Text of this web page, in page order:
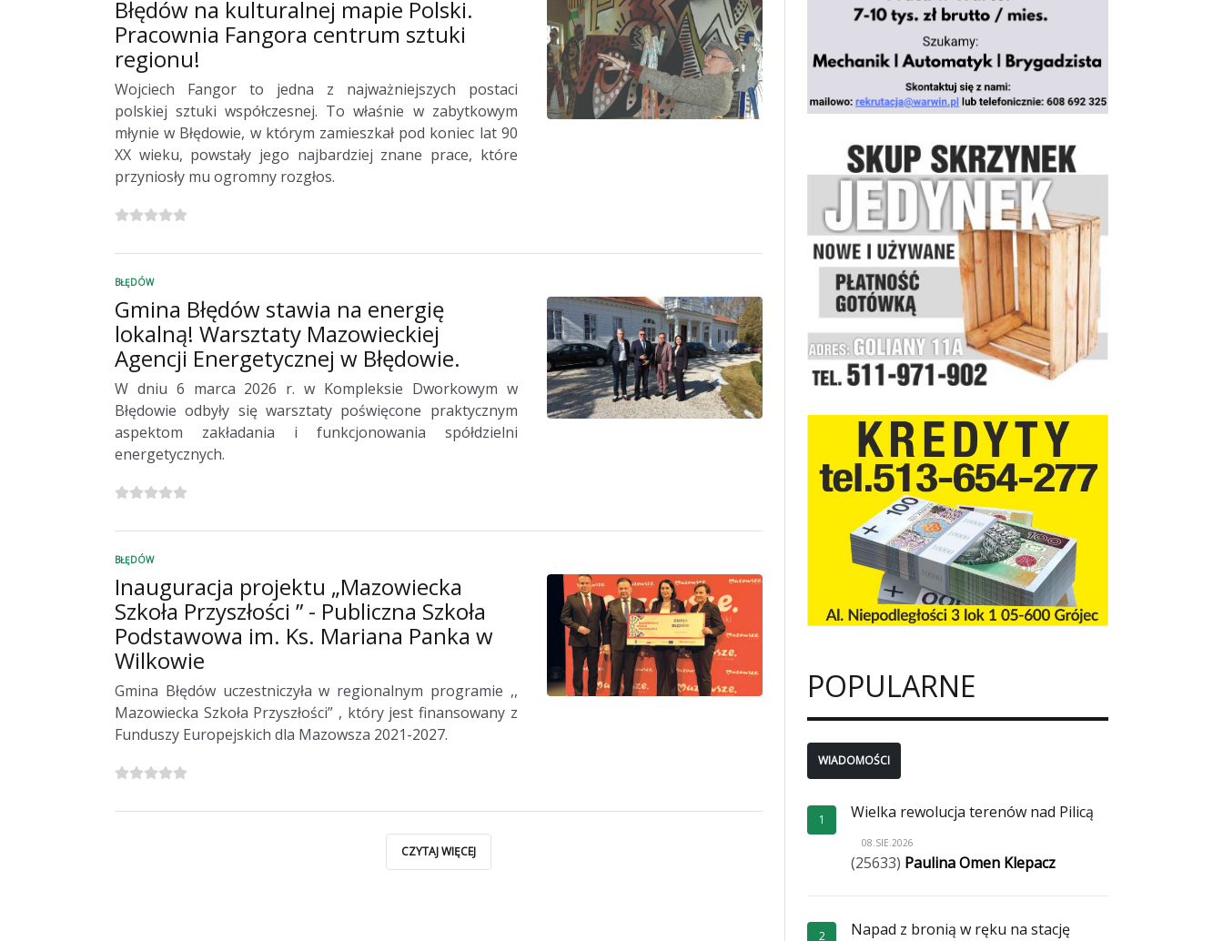
Błędów na kulturalnej mapie Polski.
Pracownia Fangora centrum sztuki
regionu!
Wojciech Fangor to jedna z najważniejszych postaci
polskiej sztuki współczesnej. To właśnie w zabytkowym
młynie w Błędowie, w którym zamieszkał pod koniec lat 90
XX wieku, powstały jego najbardziej znane prace, które
przyniosły mu ogromny rozgłos.
BŁĘDÓW
Gmina Błędów stawia na energię
lokalną! Warsztaty Mazowieckiej
Agencji Energetycznej w Błędowie.
W dniu 6 marca 2026 r. w Kompleksie Dworkowym w
Błędowie odbyły się warsztaty poświęcone praktycznym
aspektom zakładania i funkcjonowania spółdzielni
energetycznych.
BŁĘDÓW
Inauguracja projektu „Mazowiecka
Szkoła Przyszłości ” - Publiczna Szkoła
Podstawowa im. Ks. Mariana Panka w
Wilkowie
Gmina Błędów uczestniczyła w regionalnym programie ,,
Mazowiecka Szkoła Przyszłości” , który jest finansowany z
Funduszy Europejskich dla Mazowsza 2021-2027.
CZYTAJ WIĘCEJ
POPULARNE
WIADOMOŚCI
1 Wielka rewolucja terenów nad Pilicą
08.SIE.2026
(25633) Paulina Omen Klepacz
2 Napad z bronią w ręku na stację